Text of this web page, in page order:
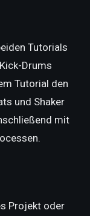
Tutorials
Drums
Tutorial den
und Shaker
mit
Projekt oder